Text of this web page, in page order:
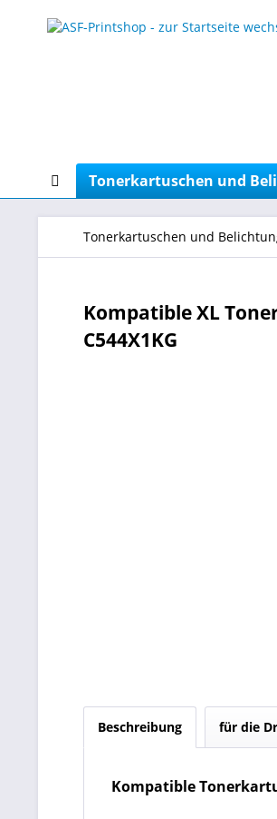
Tonerkartuschen und
Tonerkartuschen und
Kompatible XL
C544X1KG
Beschreibung für die
Kompatible